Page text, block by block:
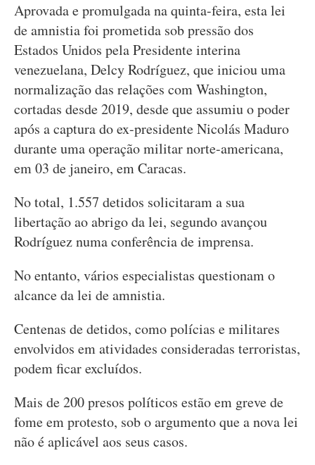
Aprovada e promulgada na quinta-feira, esta lei
de amnistia foi prometida sob pressão dos
Estados Unidos pela Presidente interina
venezuelana, Delcy Rodríguez, que iniciou uma
normalização das relações com Washington,
cortadas desde 2019, desde que assumiu o poder
após a captura do ex-presidente Nicolás Maduro
durante uma operação militar norte-americana,
em 03 de janeiro, em Caracas.
No total, 1.557 detidos solicitaram a sua
libertação ao abrigo da lei, segundo avançou
Rodríguez numa conferência de imprensa.
No entanto, vários especialistas questionam o
alcance da lei de amnistia.
Centenas de detidos, como polícias e militares
envolvidos em atividades consideradas terroristas,
podem ficar excluídos.
Mais de 200 presos políticos estão em greve de
fome em protesto, sob o argumento que a nova lei
não é aplicável aos seus casos.